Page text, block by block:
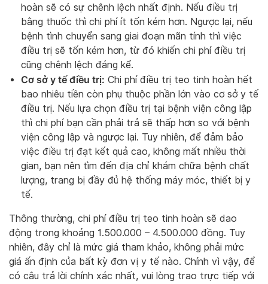
hoàn sẽ có sự chênh lệch nhất định. Nếu điều trị
bằng thuốc thì chi phí ít tốn kém hơn. Ngược lại, nếu
bệnh tình chuyển sang giai đoạn mãn tính thì việc
điều trị sẽ tốn kém hơn, từ đó khiến chi phí điều trị
cũng chênh lệch đáng kể.
Cơ sở y tế điều trị: Chi phí điều trị teo tinh hoàn hết
bao nhiêu tiền còn phụ thuộc phần lớn vào cơ sở y tế
điều trị. Nếu lựa chọn điều trị tại bệnh viện công lập
thì chi phí bạn cần phải trả sẽ thấp hơn so với bệnh
viện công lập và ngược lại. Tuy nhiên, để đảm bảo
việc điều trị đạt kết quả cao, không mất nhiều thời
gian, bạn nên tìm đến địa chỉ khám chữa bệnh chất
lượng, trang bị đầy đủ hệ thống máy móc, thiết bị y
tế.
Thông thường, chi phí điều trị teo tinh hoàn sẽ dao
động trong khoảng 1.500.000 – 4.500.000 đồng. Tuy
nhiên, đây chỉ là mức giá tham khảo, không phải mức
giá ấn định của bất kỳ đơn vị y tế nào. Chính vì vậy, để
có câu trả lời chính xác nhất, vui lòng trao trực tiếp với